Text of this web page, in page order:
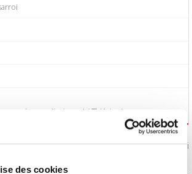
des cookies
métropolitaine. **TVA incluse.
lesconditions générales de vente: Oui